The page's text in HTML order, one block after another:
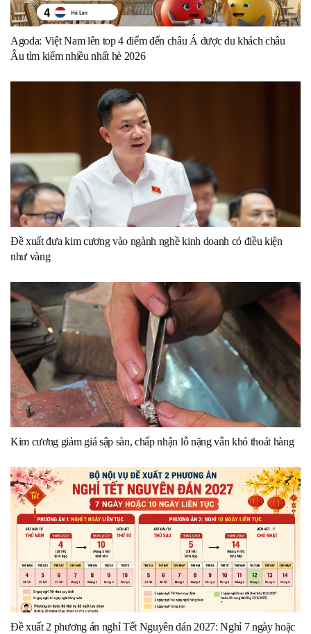
Agoda: Việt Nam lên top 4 điểm đến châu Á được du khách châu
Âu tìm kiếm nhiều nhất hè 2026
Đề xuất đưa kim cương vào ngành nghề kinh doanh có điều kiện
như vàng
Kim cương giảm giá sập sàn, chấp nhận lỗ nặng vẫn khó thoát hàng
Đề xuất 2 phương án nghỉ Tết Nguyên đán 2027: Nghỉ 7 ngày hoặc